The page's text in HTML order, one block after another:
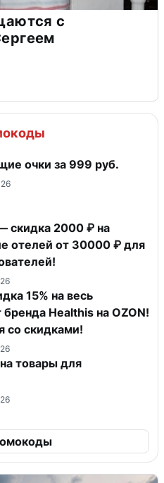
с
очки за 999 руб.
скидка 2000 ₽ на
отелей от 30000 ₽ для
15% на весь
Healthis на OZON!
со скидками!
товары для